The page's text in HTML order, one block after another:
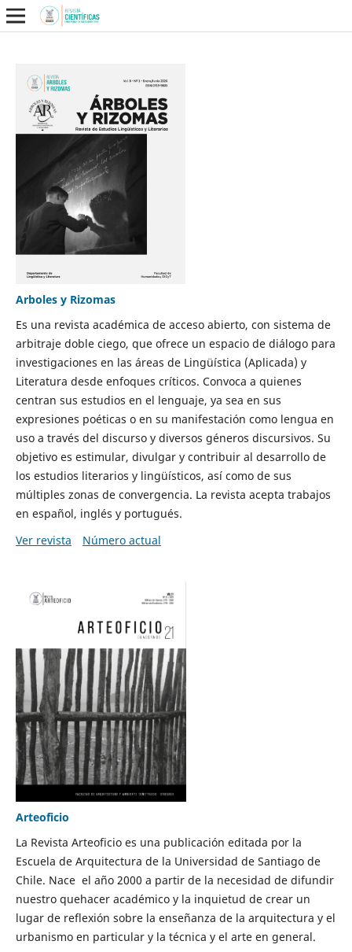
Arboles y Rizomas
Es una revista académica de acceso abierto, con sistema de
arbitraje doble ciego, que ofrece un espacio de diálogo para
investigaciones en las áreas de Lingüística (Aplicada) y
Literatura desde enfoques críticos. Convoca a quienes
centran sus estudios en el lenguaje, ya sea en sus
expresiones poéticas o en su manifestación como lengua en
uso a través del discurso y diversos géneros discursivos. Su
objetivo es estimular, divulgar y contribuir al desarrollo de
los estudios literarios y lingüísticos, así como de sus
múltiples zonas de convergencia. La revista acepta trabajos
en español, inglés y portugués.
Ver revista
Número actual
Arteoficio
La Revista Arteoficio es una publicación editada por la
Escuela de Arquitectura de la Universidad de Santiago de
Chile. Nace el año 2000 a partir de la necesidad de difundir
nuestro quehacer académico y la inquietud de crear un
lugar de reflexión sobre la enseñanza de la arquitectura y el
urbanismo en particular y la técnica y el arte en general.